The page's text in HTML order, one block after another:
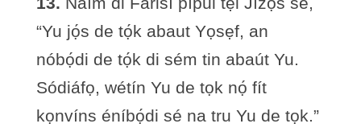
“Yu jọ́s de tọ́k abaut Yọsẹf, an
nóbọ́di de tọ́k di sém tin abaút Yu.
Sódiáfọ, wétín Yu de tọk nọ́ fít
kọnvíns éníbọ́di sé na tru Yu de tọk.”